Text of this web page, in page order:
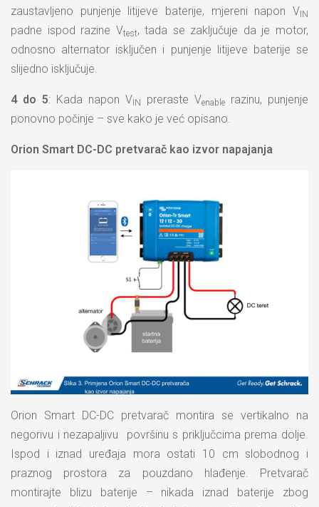
zaustavljeno punjenje litijeve baterije, mjereni napon V IN
padne ispod razine Vtest, tada se zaključuje da je motor,
odnosno alternator isključen i punjenje litijeve baterije se
slijedno isključuje.
4 do 5: Kada napon V IN preraste Venable
razinu, punjenje
ponovno počinje – sve kako je već opisano.
Orion Smart DC-DC pretvarač kao izvor napajanja
Orion Smart DC-DC pretvarač montira se vertikalno na
negorivu i nezapaljivu površinu s priključcima prema dolje.
Ispod i iznad uređaja mora ostati 10 cm slobodnog i
praznog prostora za pouzdano hlađenje. Pretvarač
montirajte blizu baterije – nikada iznad baterije zbog